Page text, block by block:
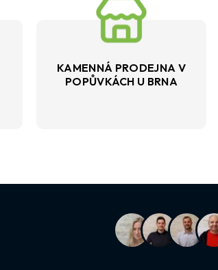
KAMENNÁ PRODEJNA V
POPŮVKÁCH U BRNA